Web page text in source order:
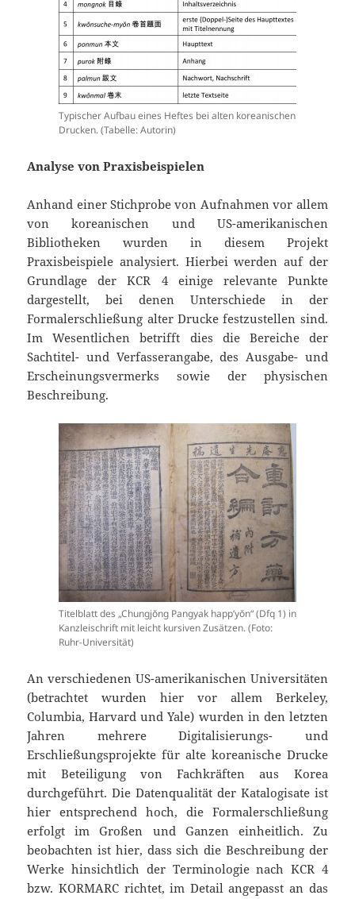
Typischer Aufbau eines Heftes bei alten koreanischen
Drucken. (Tabelle: Autorin)
Analyse von Praxisbeispielen
Anhand einer Stichprobe von Aufnahmen vor allem
von koreanischen und US-amerikanischen
Bibliotheken wurden in diesem Projekt
Praxisbeispiele analysiert. Hierbei werden auf der
Grundlage der KCR 4 einige relevante Punkte
dargestellt, bei denen Unterschiede in der
Formalerschließung alter Drucke festzustellen sind.
Im Wesentlichen betrifft dies die Bereiche der
Sachtitel- und Verfasserangabe, des Ausgabe- und
Erscheinungsvermerks sowie der physischen
Beschreibung.
Titelblatt des „Chungjŏng Pangyak happ’yŏn“ (Dfq 1) in
Kanzleischrift mit leicht kursiven Zusätzen. (Foto:
Ruhr-Universität)
An verschiedenen US-amerikanischen Universitäten
(betrachtet wurden hier vor allem Berkeley,
Columbia, Harvard und Yale) wurden in den letzten
Jahren mehrere Digitalisierungs- und
Erschließungsprojekte für alte koreanische Drucke
mit Beteiligung von Fachkräften aus Korea
durchgeführt. Die Datenqualität der Katalogisate ist
hier entsprechend hoch, die Formalerschließung
erfolgt im Großen und Ganzen einheitlich. Zu
beobachten ist hier, dass sich die Beschreibung der
Werke hinsichtlich der Terminologie nach KCR 4
bzw. KORMARC richtet, im Detail angepasst an das